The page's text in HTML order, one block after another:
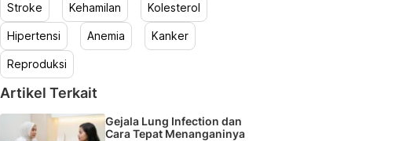
Stroke Kehamilan Kolesterol
Hipertensi Anemia Kanker
Reproduksi
Artikel Terkait
Gejala Lung Infection dan
Cara Tepat Menanganinya